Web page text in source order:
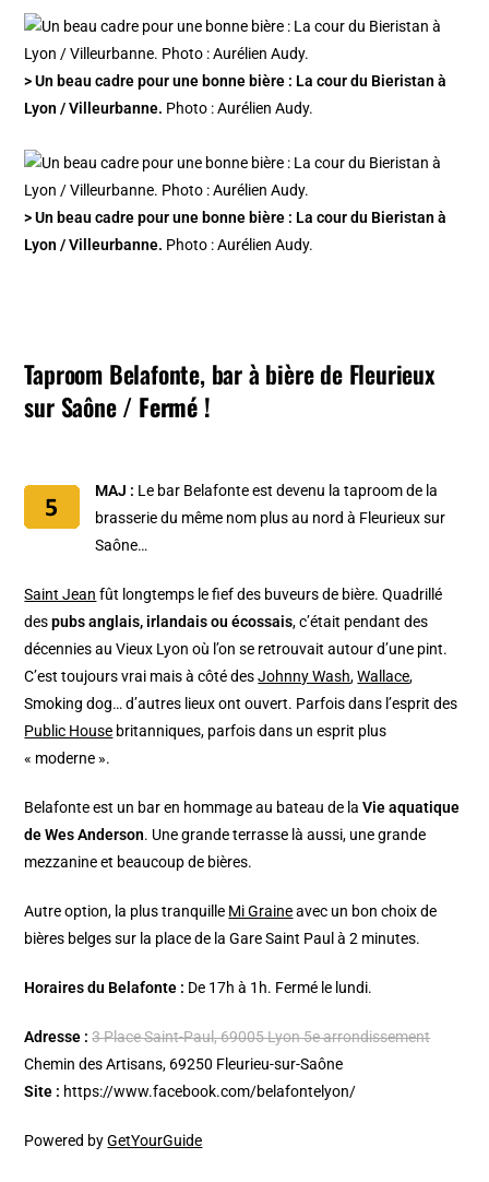
> Un beau cadre pour une bonne bière : La cour du Bieristan à
Lyon / Villeurbanne. Photo : Aurélien Audy.
> Un beau cadre pour une bonne bière : La cour du Bieristan à
Lyon / Villeurbanne. Photo : Aurélien Audy.
Taproom Belafonte, bar à bière de Fleurieux
sur Saône/ Fermé !
MAJ : Le bar Belafonte est devenu la taproom de la
brasserie du même nom plus au nord à Fleurieux sur
Saône…
Saint Jean fût longtemps le fief des buveurs de bière. Quadrillé
despubs anglais, irlandais ou écossais, c’était pendant des
décennies au Vieux Lyon où l’on se retrouvait autour d’une pint.
C’est toujours vrai mais à côté desJohnny Wash,Wallace,
Smoking dog… d’autres lieux ont ouvert. Parfois dans l’esprit des
Public House britanniques, parfois dans un esprit plus
« moderne ».
Belafonte est un bar en hommage au bateau de laVie aquatique
de Wes Anderson. Une grande terrasse là aussi, une grande
mezzanine et beaucoup de bières.
Autre option, la plus tranquille Mi Graineavec un bon choix de
bières belges sur la place de la Gare Saint Paul à 2 minutes.
Horaires du Belafonte : De 17h à 1h. Fermé le lundi.
Adresse :3 Place Saint-Paul, 69005 Lyon 5e arrondissement
Chemin des Artisans, 69250 Fleurieu-sur-Saône
Site : https://www.facebook.com/belafontelyon/
Powered byGetYourGuide